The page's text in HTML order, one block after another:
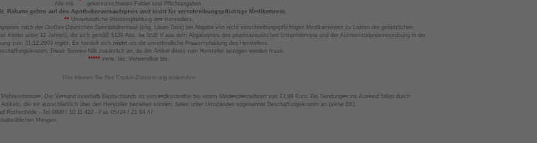
Alle mit
gekennzeichneten Felder sind Pflichtangaben.
Rabatte gelten auf den Apothekenverkaufspreis und nicht für verschreibungspflichtige Medikamente.
**Unverbindliche Preisempfehlung des Herstellers.
nach der Großen Deutschen Spezialitätentaxe (sog. Lauer-Taxe) bei Abgabe von nicht verschreibungspflichtigen Medikamenten zu Lasten der gesetzlichen
Kinder unter 12 Jahren), die sich gemäß §129 Abs. 5a SGB V aus dem Abgabepreis des pharmazeutischen Unternehmens und der Arzneimittelpreisverordnung in der
zum 31.12.2003 ergibt. Es handelt sich nicht um die unverbindliche Preisempfehlung des Herstellers.
Diese Summe fällt zusätzlich an, da der Artikel direkt vom Hersteller bezogen werden muss.
***** verw. bis: Verwendbar bis.
Hier können Sie Ihre Cookie-Zustimmung widerrufen
Der Versand innerhalb Deutschlands ist versandkostenfrei bei einem Mindestbestellwert von 13,99 Euro. Bei Sendungen ins Ausland fallen durch
Artikeln, die wir ausschließlich über den Hersteller beziehen können, fallen unter Umständen sogenannte Beschaffungskosten an (siehe BK).
Rothenfelde - Tel 0800 / 10 11 422 - Fax 05424 / 21 64 47
Mengen.